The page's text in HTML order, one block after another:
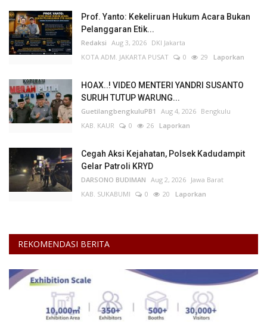
Prof. Yanto: Kekeliruan Hukum Acara Bukan
Pelanggaran Etik...
Redaksi Aug 3, 2026 DKI Jakarta
KOTA ADM. JAKARTA PUSAT
0 29 Laporkan
HOAX..! VIDEO MENTERI YANDRI SUSANTO
SURUH TUTUP WARUNG...
GuetilangbengkuluPB1 Aug 4, 2026 Bengkulu
KAB. KAUR
0 26 Laporkan
Cegah Aksi Kejahatan, Polsek Kadudampit
Gelar Patroli KRYD
DARSONO BUDIMAN Aug 2, 2026 Jawa Barat
KAB. SUKABUMI
0 20 Laporkan
REKOMENDASI BERITA